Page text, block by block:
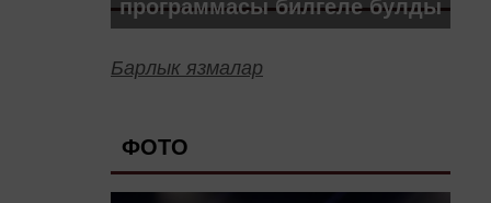
программасы билгеле булды
Барлык язмалар
ФОТО